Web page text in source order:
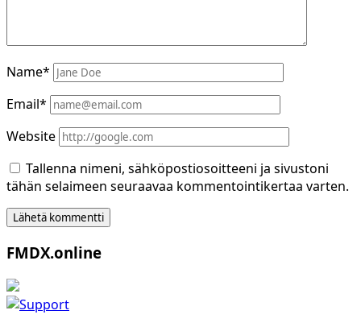
Name*
Email*
Website
Tallenna nimeni, sähköpostiosoitteeni ja sivustoni
tähän selaimeen seuraavaa kommentointikertaa varten.
Sidebar
FMDX.online